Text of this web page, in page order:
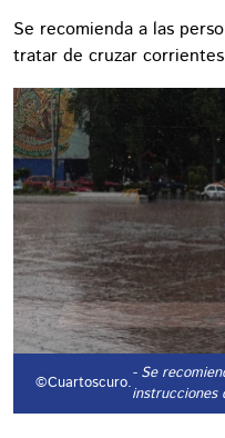
Se recomienda a las
tratar de cruzar
©Cuartoscuro.- Se
instrucciones